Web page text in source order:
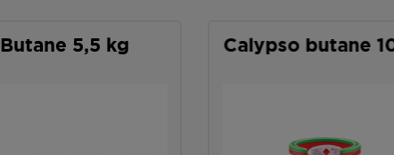
Butane 5,5 kg Calypso butane